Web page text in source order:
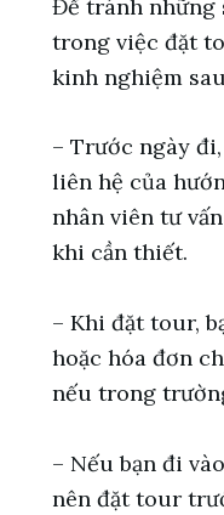
Để tránh những
trong việc đặt
kinh nghiệm
– Trước ngày
liên hệ của
nhân viên tư
khi cần thiết.
– Khi đặt tour,
hoặc hóa đơn
nếu trong
– Nếu bạn đi
nên đặt tour